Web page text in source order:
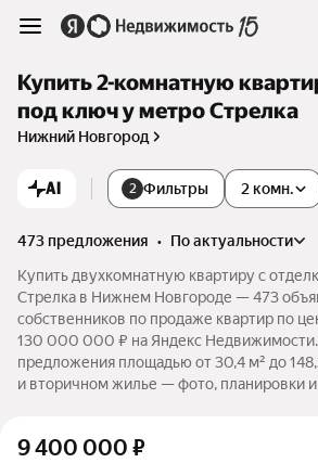
Купить 2-комнатную
под ключ у метро Стрелка
Нижний Новгород
AI 2 Фильтры 2 комн.
473 предложения •
по актуальности
Купить двухкомнатную квартиру с
Стрелка в Нижнем Новгороде — 473
собственников по продаже квартир по
130 000 000 ₽ на Яндекс Недвижимости.
предложения площадью от 30,4 м² до
и вторичном жилье — фото, планировки и
9 400 000 ₽